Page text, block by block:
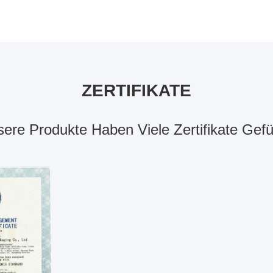
ZERTIFIKATE
Produkte Haben Viele Zertifikate